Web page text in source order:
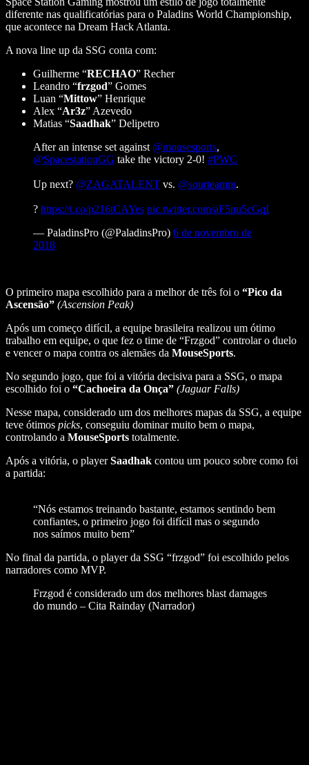
diferente nas qualificatórias para o Paladins World Championship,
que acontece na Dream Hack Atlanta.
A nova line up da SSG conta com:
Guilherme “RECHAO” Recher
Leandro “frzgod” Gomes
Luan “Mittow” Henrique
Alex “Ar3z” Azevedo
Matias “Saadhak” Delipetro
After an intense set against @mousesports,
@SpacestationGG take the victory 2-0! #PWC
Up next? @ZAGATALENT vs. @sourteamm.
? https://t.co/p216tCAYes pic.twitter.com/aF5nu5cGqI
— PaladinsPro (@PaladinsPro) 6 de novembro de
2018
O primeiro mapa escolhido para a melhor de três foi o “Pico da
Ascensão” (Ascension Peak)
Após um começo difícil, a equipe brasileira realizou um ótimo
trabalho em equipe, o que fez o time de “Frzgod” controlar o duelo
e vencer o mapa contra os alemães da MouseSports.
No segundo jogo, que foi a vitória decisiva para a SSG, o mapa
escolhido foi o “Cachoeira da Onça” (Jaguar Falls)
Nesse mapa, considerado um dos melhores mapas da SSG, a equipe
teve ótimos picks, conseguiu dominar muito bem o mapa,
controlando a MouseSports totalmente.
Após a vitória, o playerSaadhak contou um pouco sobre como foi
a partida:
“Nós estamos treinando bastante, estamos sentindo bem
confiantes, o primeiro jogo foi difícil mas o segundo
nos saímos muito bem”
No final da partida, o player da SSG “frzgod” foi escolhido pelos
narradores como MVP.
Frzgod é considerado um dos melhores blast damages
do mundo – Cita Rainday (Narrador)